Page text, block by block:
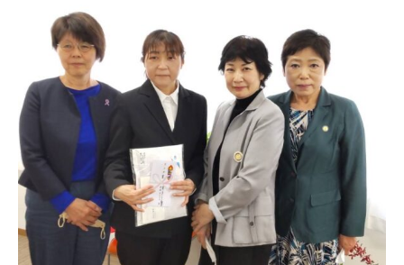
JAPAN KITA
リンク
LINK
お問い合わせ
CONTACT